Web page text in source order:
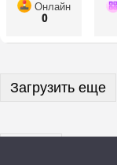
Онлайн
0
Загрузить еще